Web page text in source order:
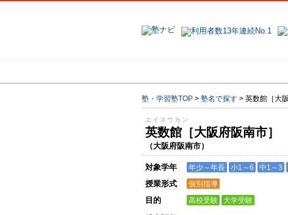
塾・学習塾TOP > 塾名で探す > 英数館［大
エイスウカン
英数館［大阪府阪南市］
（大阪府阪南市）
対象学年 年少～年長 小1～6 中1～3
授業形式 個別指導
目的 高校受験 大学受験